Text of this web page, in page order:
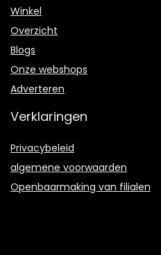
Winkel
Overzicht
Blogs
Onze webshops
Adverteren
Verklaringen
Privacybeleid
algemene voorwaarden
Openbaarmaking van filialen